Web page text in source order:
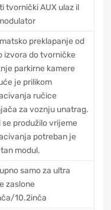
tvornički AUX ulaz il
preklapanje od
izvora do tvorničke
parkirne kamere
je prilikom
ručice
za voznju unatrag.
se produžilo vrijeme
potreban je
modul.
samo za ultra
zaslone
10.2inča